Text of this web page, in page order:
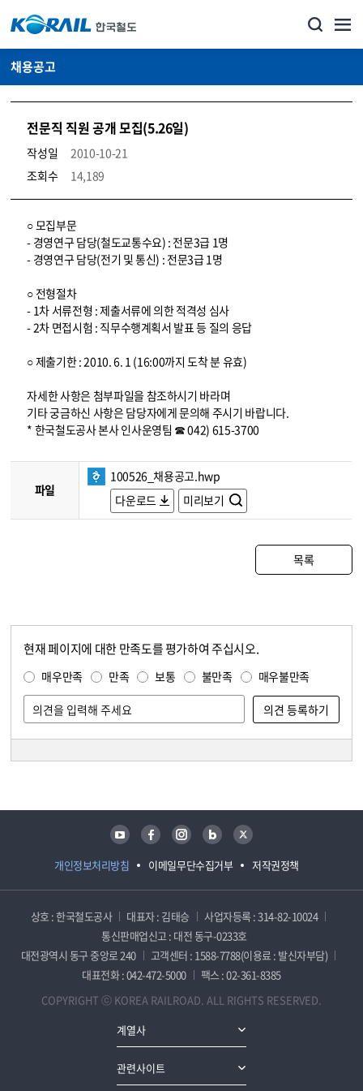
채용공고
전문직 직원 공개 모집(5.26일)
작성일
2010-10-21
조회수
14,189
코레일소개_경영공시_채용공고 상세보기 – 내용, 파일, 담당자 연락처로 구성
○ 모집부문
- 경영연구 담당(철도교통수요) : 전문3급 1명
- 경영연구 담당(전기 및 통신) : 전문3급 1명
○ 전형절차
- 1차 서류전형 : 제출서류에 의한 적격성 심사
- 2차 면접시험 : 직무수행계획서 발표 등 질의 응답
○ 제출기한 : 2010. 6. 1 (16:00까지 도착 분 유효)
자세한 사항은 첨부파일을 참조하시기 바라며
기타 궁금하신 사항은 담당자에게 문의해 주시기 바랍니다.
* 한국철도공사 본사 인사운영팀 ☎ 042) 615-3700
파일
100526_채용공고.hwp
다운로드
미리보기
목록
현재 페이지에 대한 만족도를 평가하여 주십시오.
매우만족 만족 보통 불만족 매우불만족
개인정보처리방침 이메일무단수집거부 저작권정책
유튜브 페이스북 인스타그램 블로그 트위터
상호 : 한국철도공사 대표자 : 김태승
사업자등록 : 314-82-10024
통신판매업신고 : 대전 동구-0233호
대전광역시 동구 중앙로 240
고객센터 : 1588-7788(이용료 : 발신자부담)
대표전화 : 042-472-5000
팩스 : 02-361-8385
COPYRIGHT ⓒ KOREA RAILROAD. ALL RIGHTS RESERVED.
계열사
관련사이트